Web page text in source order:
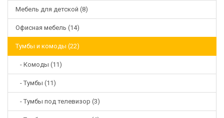
Мебель для детской (8)
Офисная мебель (14)
Тумбы и комоды (22)
- Комоды (11)
- Тумбы (11)
- Тумбы под телевизор (3)